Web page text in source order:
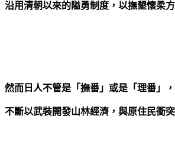
沿用清朝以來的隘勇制度，以撫墾懷柔
然而日人不管是「撫番」或是「理番」
不斷以武裝開發山林經濟，與原住民衝